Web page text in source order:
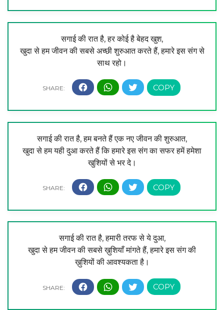
सगाई की रात है, हर कोई है बेहद खुश,
खुदा से हम जीवन की सबसे अच्छी शुरुआत करते हैं, हमारे इस संग से
साथ रहो।
सगाई की रात है, हम बनते हैं एक नए जीवन की शुरुआत,
खुदा से हम यही दुआ करते हैं कि हमारे इस संग का सफर हमें हमेशा
खुशियों से भर दे।
सगाई की रात है, हमारी तरफ से ये दुआ,
खुदा से हम जीवन की सबसे ख़ुशियाँ मांगते हैं, हमारे इस संग की
ख़ुशियों की आवश्यकता है।